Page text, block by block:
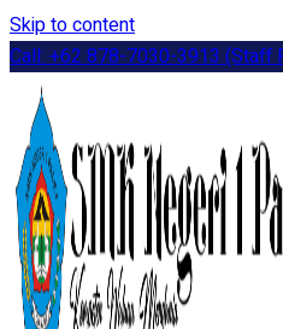
Skip to content
Call: +62 878-7030-3913 (Staff